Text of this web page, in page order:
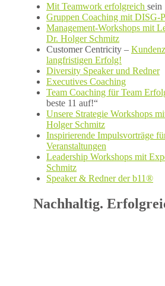
Mit Teamwork erfolgreich sein
Gruppen Coaching mit DISG-
Management-Workshops mit
Dr. Holger Schmitz
Customer Centricity –
langfristigen Erfolg!
Diversity Speaker und Redner
Executives Coaching
Team Coaching für Team
beste 11 auf!“
Unsere Strategie Workshops
Holger Schmitz
Inspirierende Impulsvorträge
Veranstaltungen
Leadership Workshops mit
Schmitz
Speaker & Redner der b11®
Nachhaltig.